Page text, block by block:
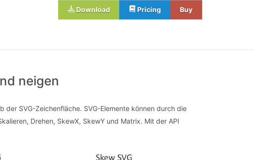
Download Pricing Buy
neigen
der SVG-Zeichenfläche. SVG-Elemente können durch die
Drehen, SkewX, SkewY und Matrix. Mit der API